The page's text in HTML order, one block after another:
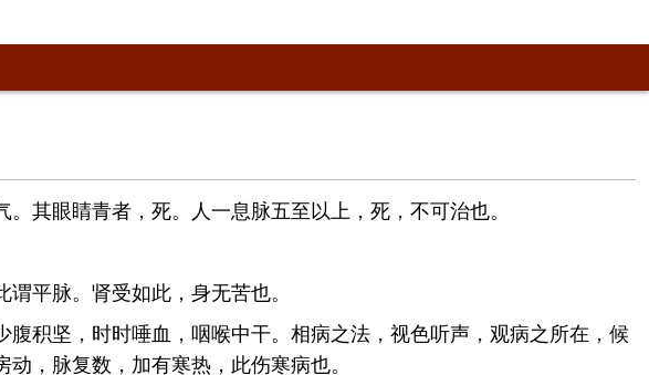
其眼睛青者，死。人一息脉五至以上，死，不可治也。
平脉。肾受如此，身无苦也。
积坚，时时唾血，咽喉中干。相病之法，视色听声，观病之所在，候
，脉复数，加有寒热，此伤寒病也。